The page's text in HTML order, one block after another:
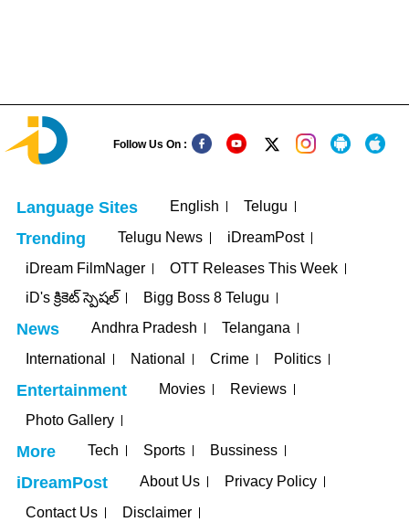
Follow Us On :
Language Sites English Telugu
Trending Telugu News
iDreamPost
iDream FilmNager
OTT Releases This Week
iD's క్రికెట్ స్పెషల్
Bigg Boss 8 Telugu
News Andhra Pradesh
Telangana
International
National Crime Politics
Entertainment Movies
Reviews
Photo Gallery
More Tech Sports Bussiness
iDreamPost About Us
Privacy Policy
Contact Us
Disclaimer